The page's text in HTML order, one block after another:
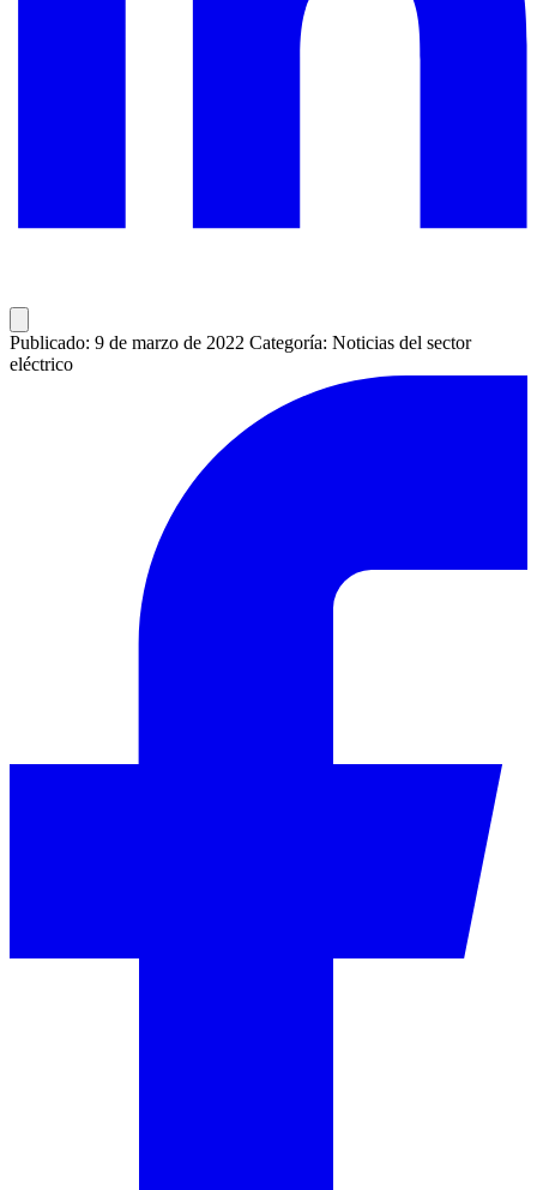
Publicado: 9 de marzo de 2022 Categoría: Noticias del sector
eléctrico